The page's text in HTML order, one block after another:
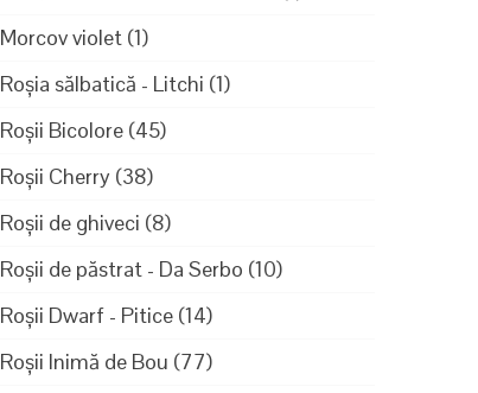
Morcov violet (1)
Roșia sălbatică - Litchi (1)
Roșii Bicolore (45)
Roșii Cherry (38)
Roșii de ghiveci (8)
Roșii de păstrat - Da Serbo (10)
Roșii Dwarf - Pitice (14)
Roșii Inimă de Bou (77)